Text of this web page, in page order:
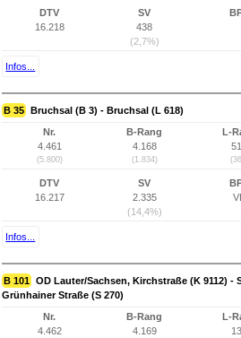
DTV
16.218
SV
438
(2,7%)
Infos...
B 35 Bruchsal (B 3) - Bruchsal (L 618)
Nr.
4.461
(5.800)
B-Rang
4.168
(1.834)
L-
DTV
16.217
SV
2.335
(14,4%)
Infos...
B 101 OD Lauter/Sachsen, Kirchstraße (K 9112) -
Grünhainer Straße (S 270)
Nr.
4.462
B-Rang
4.169
L-